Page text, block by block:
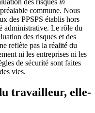
des risques in
commune. Nous
des PPSPS établis hors
administrative. Le rôle du
des risques et des
reflète pas la réalité du
ni les entreprises ni les
de sécurité sont faites
vies.
travailleur, elle-